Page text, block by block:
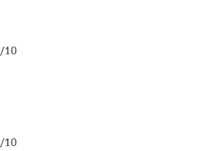
/10
/10